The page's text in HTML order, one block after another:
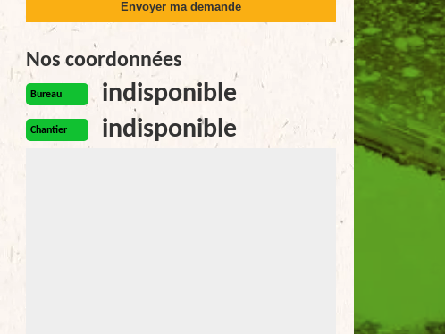
Nos coordonnées
Bureau indisponible
Chantier indisponible